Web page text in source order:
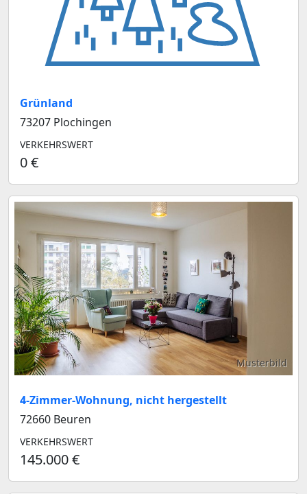
Grünland
73207 Plochingen
VERKEHRSWERT
0 €
Musterbild
4-Zimmer-Wohnung, nicht hergestellt
72660 Beuren
VERKEHRSWERT
145.000 €